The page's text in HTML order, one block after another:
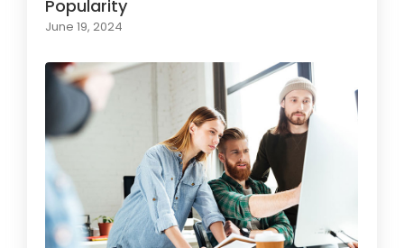
Popularity
June 19, 2024